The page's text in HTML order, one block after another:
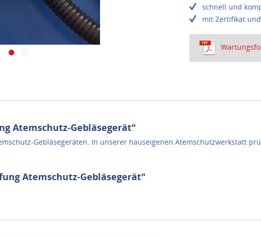
schnell und
mit Zertifikat
Atemschutz-Gebläsegerät"
Gebläsegeräten. In unserer hauseigenen Atemschutzwerkstatt
Atemschutz-Gebläsegerät"